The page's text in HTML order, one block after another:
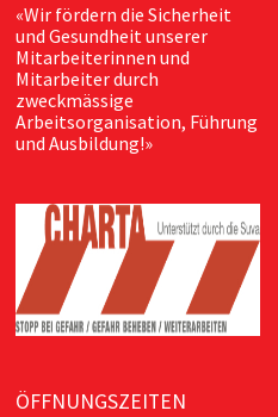
«Wir fördern die Sicherheit
und Gesundheit unserer
Mitarbeiterinnen und
Mitarbeiter durch
zweckmässige
Arbeitsorganisation, Führung
und Ausbildung!»
ÖFFNUNGSZEITEN